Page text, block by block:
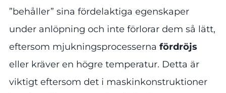
”behåller” sina fördelaktiga egenskaper
under anlöpning och inte förlorar dem så lätt,
eftersom mjukningsprocesserna fördröjs
eller kräver en högre temperatur. Detta är
viktigt eftersom det i maskinkonstruktioner